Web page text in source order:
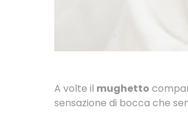
A volte il mughetto
sensazione di bocca che